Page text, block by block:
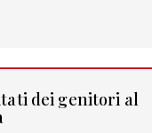
dei genitori al